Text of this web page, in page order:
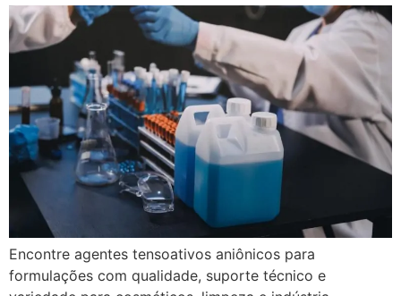
Encontre agentes tensoativos aniônicos para
formulações com qualidade, suporte técnico e